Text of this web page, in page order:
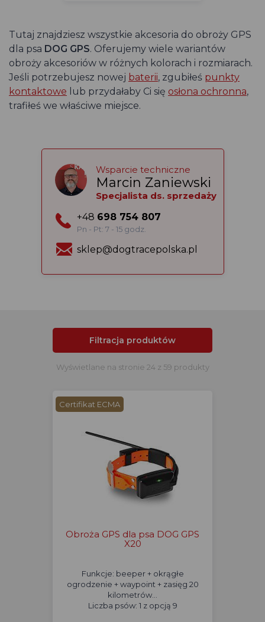
Tutaj znajdziesz wszystkie akcesoria do obroży GPS
dla psa DOG GPS. Oferujemy wiele wariantów
obroży akcesoriów w różnych kolorach i rozmiarach.
Jeśli potrzebujesz nowej baterii, zgubiłeś punkty
kontaktowe lub przydałaby Ci się osłona ochronna,
trafiłeś we właściwe miejsce.
Wsparcie techniczne
Marcin Zaniewski
Specjalista ds. sprzedaży
+48 698 754 807
Pn - Pt: 7 - 15 godz.
sklep@dogtracepolska.pl
Filtracja produktów
Wyświetlane na stronie 24 z 59 produkty
Certifikat ECMA
Obroża GPS dla psa DOG GPS
X20
Funkcje: beeper + okrągłe
ogrodzenie + waypoint + zasięg 20
kilometrów...
Liczba psów: 1 z opcją 9